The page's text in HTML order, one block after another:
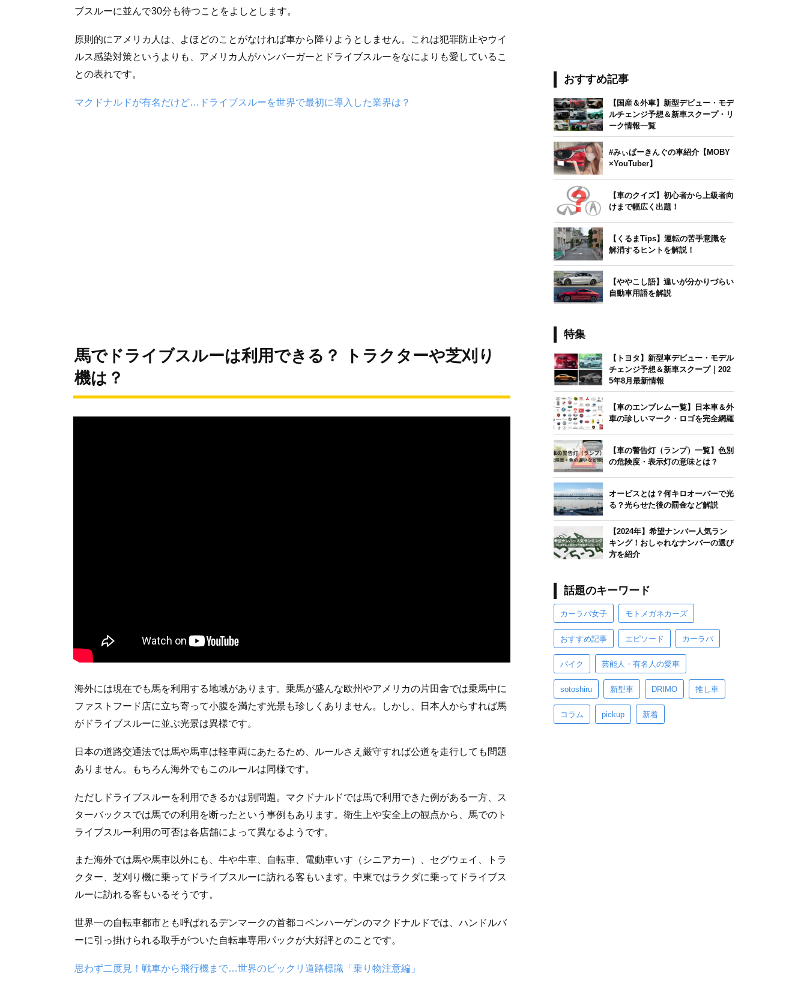
ブスルーに並んで30分も待つことをよしとします。
原則的にアメリカ人は、よほどのことがなければ車から降りようとしません。これは犯罪防止やウイ
ルス感染対策というよりも、アメリカ人がハンバーガーとドライブスルーをなによりも愛しているこ
との表れです。
マクドナルドが有名だけど…ドライブスルーを世界で最初に導入した業界は？
馬でドライブスルーは利用できる？ トラクターや芝刈り
機は？
海外には現在でも馬を利用する地域があります。乗馬が盛んな欧州やアメリカの片田舎では乗馬中に
ファストフード店に立ち寄って小腹を満たす光景も珍しくありません。しかし、日本人からすれば馬
がドライブスルーに並ぶ光景は異様です。
日本の道路交通法では馬や馬車は軽車両にあたるため、ルールさえ厳守すれば公道を走行しても問題
ありません。もちろん海外でもこのルールは同様です。
ただしドライブスルーを利用できるかは別問題。マクドナルドでは馬で利用できた例がある一方、ス
ターバックスでは馬での利用を断ったという事例もあります。衛生上や安全上の観点から、馬でのト
ライブスルー利用の可否は各店舗によって異なるようです。
また海外では馬や馬車以外にも、牛や牛車、自転車、電動車いす（シニアカー）、セグウェイ、トラ
クター、芝刈り機に乗ってドライブスルーに訪れる客もいます。中東ではラクダに乗ってドライブス
ルーに訪れる客もいるそうです。
世界一の自転車都市とも呼ばれるデンマークの首都コペンハーゲンのマクドナルドでは、ハンドルバ
ーに引っ掛けられる取手がついた自転車専用パックが大好評とのことです。
思わず二度見！戦車から飛行機まで…世界のビックリ道路標識「乗り物注意編」
おすすめ記事
【国産＆外車】新型デビュー・モデ
ルチェンジ予想＆新車スクープ・リ
ーク情報一覧
#みぃぱーきんぐの車紹介【MOBY
×YouTuber】
【車のクイズ】初心者から上級者向
けまで幅広く出題！
【くるまTips】運転の苦手意識を
解消するヒントを解説！
【ややこし語】違いが分かりづらい
自動車用語を解説
特集
【トヨタ】新型車デビュー・モデル
チェンジ予想＆新車スクープ｜202
5年8月最新情報
【車のエンブレム一覧】日本車＆外
車の珍しいマーク・ロゴを完全網羅
【車の警告灯（ランプ）一覧】色別
の危険度・表示灯の意味とは？
オービスとは？何キロオーバーで光
る？光らせた後の罰金など解説
【2024年】希望ナンバー人気ラン
キング！おしゃれなナンバーの選び
方を紹介
話題のキーワード
カーラバ女子 モトメガネカーズ
おすすめ記事 エピソード カーラバ
バイク 芸能人・有名人の愛車
sotoshiru 新型車 DRIMO 推し車
コラム pickup 新着